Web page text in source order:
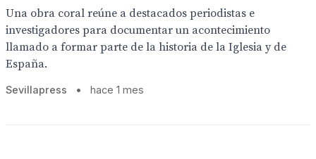
Una obra coral reúne a destacados periodistas e
investigadores para documentar un acontecimiento
llamado a formar parte de la historia de la Iglesia y de
España.
Sevillapress • hace 1 mes